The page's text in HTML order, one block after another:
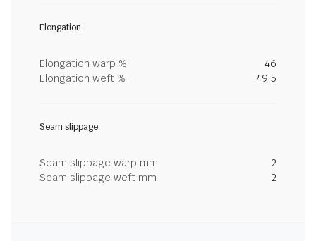
Elongation
Elongation warp %
46
Elongation weft %
49.5
Seam slippage
Seam slippage warp mm
2
Seam slippage weft mm
2